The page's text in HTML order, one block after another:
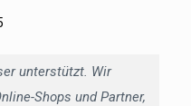
unterstützt. Wir
Shops und Partner,